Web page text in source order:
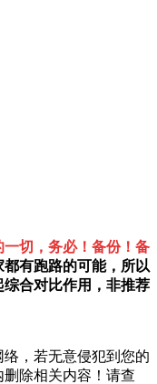
切，务必！备份！备
有跑路的可能，所以
合对比作用，非推荐
，若无意侵犯到您的
除相关内容！请查